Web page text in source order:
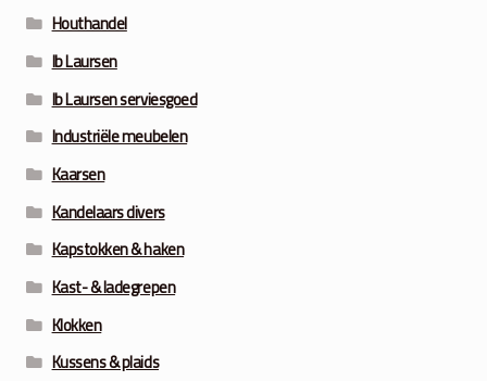
Houthandel
Ib Laursen
Ib Laursen serviesgoed
Industriële meubelen
Kaarsen
Kandelaars divers
Kapstokken & haken
Kast- & ladegrepen
Klokken
Kussens & plaids